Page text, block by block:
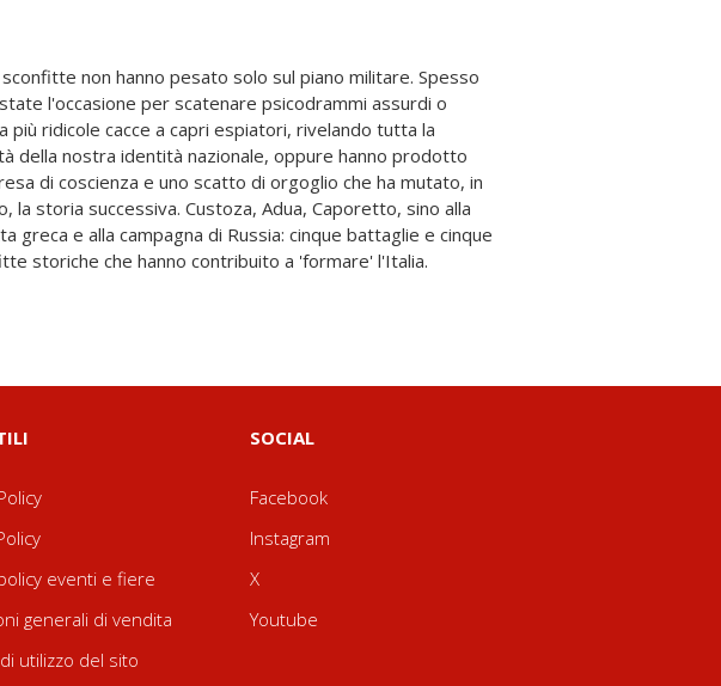
non hanno pesato solo sul piano militare. Spesso
l'occasione per scatenare psicodrammi assurdi o
più ridicole cacce a capri espiatori, rivelando tutta la
della nostra identità nazionale, oppure hanno prodotto
di coscienza e uno scatto di orgoglio che ha mutato, in
la storia successiva. Custoza, Adua, Caporetto, sino alla
greca e alla campagna di Russia: cinque battaglie e cinque
storiche che hanno contribuito a 'formare' l'Italia.
eventi e fiere
generali di vendita
utilizzo del sito
SOCIAL
Facebook
Instagram
X
Youtube